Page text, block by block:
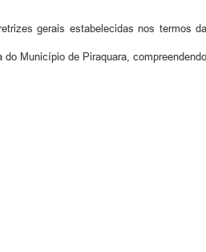
gerais estabelecidas nos termos
do Município de Piraquara,